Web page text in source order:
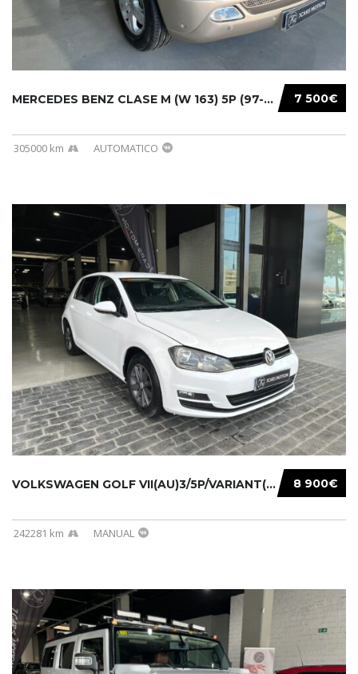
7 500€
MERCEDES BENZ CLASE M (W 163) 5P (97-05) 200...
305000 km AUTOMATICO
8 900€
VOLKSWAGEN GOLF VII(AU)3/5P/VARIANT(12-16 20...
242281 km MANUAL